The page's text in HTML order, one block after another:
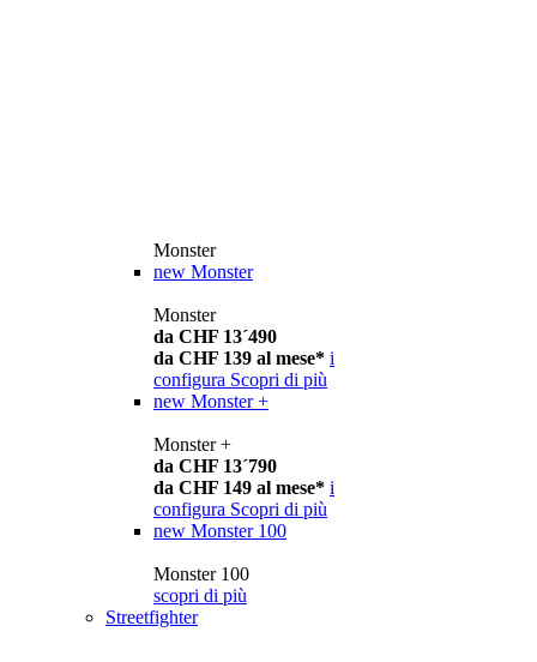
Monster
new Monster
Monster
da CHF 13´490
da CHF 139 al mese* i
configura Scopri di più
new Monster +
Monster +
da CHF 13´790
da CHF 149 al mese* i
configura Scopri di più
new Monster 100
Monster 100
scopri di più
Streetfighter